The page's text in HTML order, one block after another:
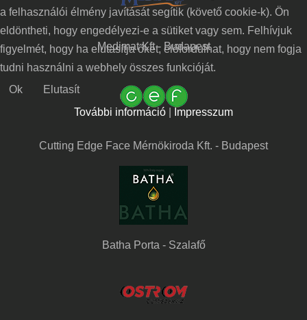
Medimat Kft - Budapest
Cutting Edge Face Mérnökiroda Kft. - Budapest
Batha Porta - Szalafő
a felhasználói élmény javítását segítik (követő cookie-k). Ön
eldöntheti, hogy engedélyezi-e a sütiket vagy sem. Felhívjuk
figyelmét, hogy ha elutasítja őket, előfordulhat, hogy nem fogja
tudni használni a webhely összes funkcióját.
Ok
Elutasít
További információ
Impresszum